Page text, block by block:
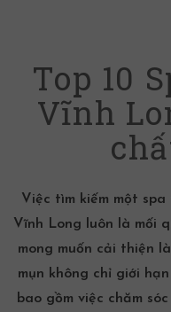
Top 10
Vĩnh
Việc tìm kiếm một spa
Vĩnh Long luôn là mối
mong muốn cải thiện
mụn không chỉ giới
bao gồm việc chăm